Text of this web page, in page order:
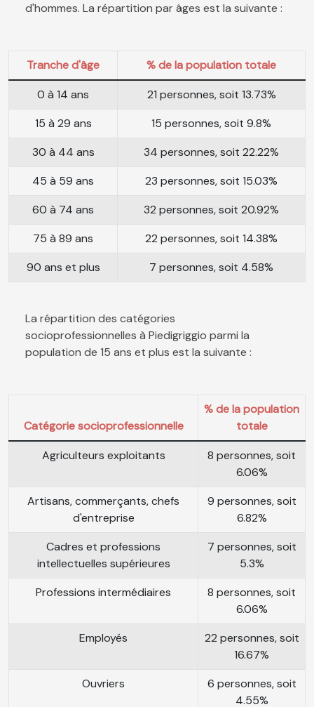
d'hommes. La répartition par âges est la suivante :
Tranche d'âge
% de la population totale
0 à 14 ans
21 personnes, soit 13.73%
15 à 29 ans
15 personnes, soit 9.8%
30 à 44 ans
34 personnes, soit 22.22%
45 à 59 ans
23 personnes, soit 15.03%
60 à 74 ans
32 personnes, soit 20.92%
75 à 89 ans
22 personnes, soit 14.38%
90 ans et plus
7 personnes, soit 4.58%
La répartition des catégories
socioprofessionnelles à Piedigriggio parmi la
population de 15 ans et plus est la suivante :
Catégorie socioprofessionnelle
% de la population
totale
Agriculteurs exploitants
8 personnes, soit
6.06%
Artisans, commerçants, chefs
d'entreprise
9 personnes, soit
6.82%
Cadres et professions
intellectuelles supérieures
7 personnes, soit
5.3%
Professions intermédiaires
8 personnes, soit
6.06%
Employés
22 personnes, soit
16.67%
Ouvriers
6 personnes, soit
4.55%